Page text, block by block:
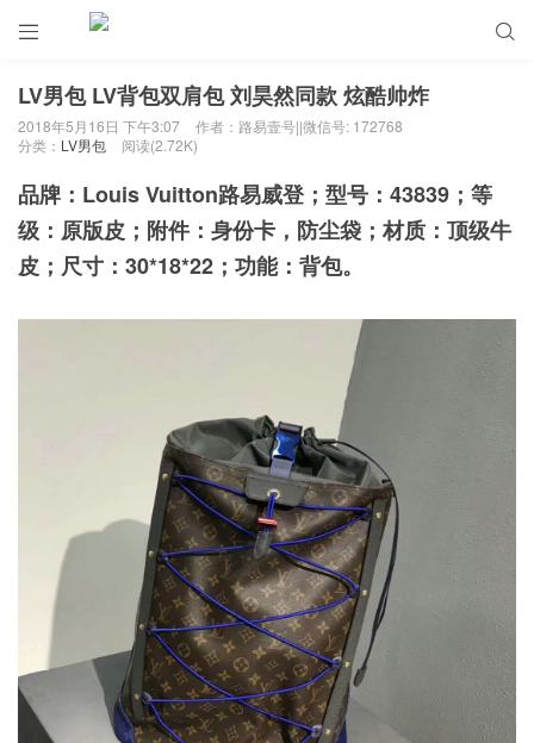
 
LV男包 LV背包双肩包 刘昊然同款 炫酷帅炸
2018年5月16日 下午3:07
作者：路易壹号||微信号: 172768
分类： LV男包 阅读(2.72K)
品牌：Louis Vuitton路易威登；型号：43839；等
级：原版皮；附件：身份卡，防尘袋；材质：顶级牛
皮；尺寸：30*18*22；功能：背包。